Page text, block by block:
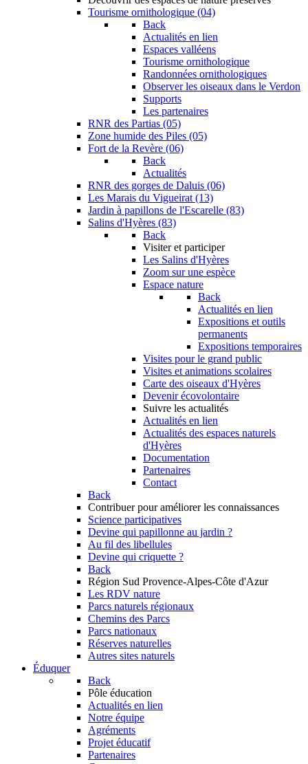
Tourisme ornithologique (04)
Back
Actualités en lien
Espaces valléens
Tourisme ornithologique
Randonnées ornithologiques
Observer les oiseaux dans le Verdon
Supports
Les partenaires
RNR des Partias (05)
Zone humide des Piles (05)
Fort de la Revère (06)
Back
Actualités
RNR des gorges de Daluis (06)
Les Marais du Vigueirat (13)
Jardin à papillons de l'Escarelle (83)
Salins d'Hyères (83)
Back
Visiter et participer
Les Salins d'Hyères
Zoom sur une espèce
Espace nature
Back
Actualités en lien
Expositions et outils
permanents
Expositions temporaires
Visites pour le grand public
Visites et animations scolaires
Carte des oiseaux d'Hyères
Devenir écovolontaire
Suivre les actualités
Actualités en lien
Actualités des espaces naturels
d'Hyères
Documentation
Partenaires
Contact
Back
Contribuer pour améliorer les connaissances
Science participatives
Devine qui papillonne au jardin ?
Au fil des libellules
Devine qui criquette ?
Back
Région Sud Provence-Alpes-Côte d'Azur
Les RDV nature
Parcs naturels régionaux
Chemins des Parcs
Parcs nationaux
Réserves naturelles
Autres sites naturels
Éduquer
Back
Pôle éducation
Actualités en lien
Notre équipe
Agréments
Projet éducatif
Partenaires